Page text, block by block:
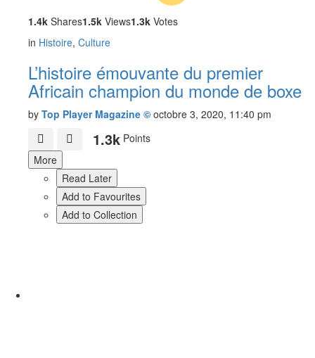
1.4k Shares1.5k Views1.3k Votes
in Histoire, Culture
L’histoire émouvante du premier
Africain champion du monde de boxe
by Top Player Magazine © octobre 3, 2020, 11:40 pm
1.3k Points
More
Read Later
Add to Favourites
Add to Collection